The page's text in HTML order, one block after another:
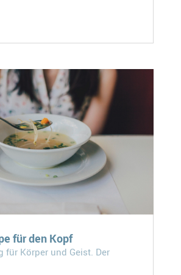
für den Kopf
für Körper und Geist. Der